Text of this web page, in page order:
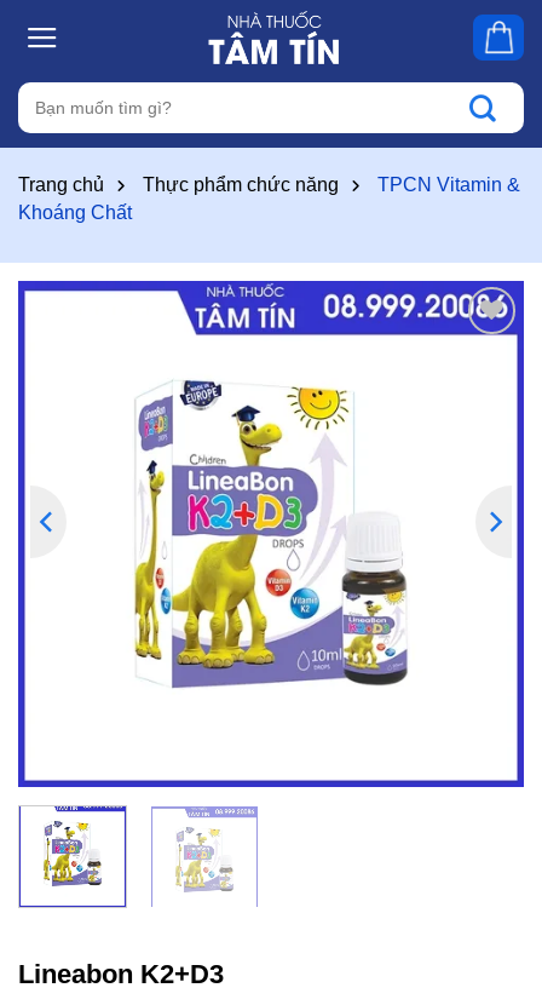
Tìm
kiếm:
Trang chủ Thực phẩm chức năng
TPCN Vitamin &
Khoáng Chất
Lineabon K2+D3